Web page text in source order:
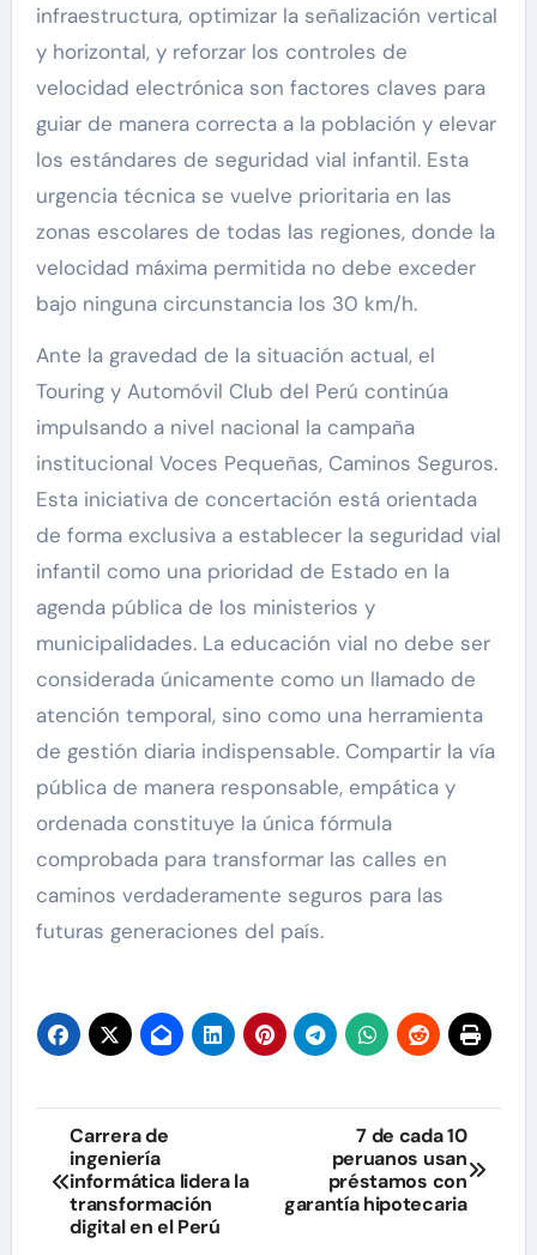
infraestructura, optimizar la señalización vertical
y horizontal, y reforzar los controles de
velocidad electrónica son factores claves para
guiar de manera correcta a la población y elevar
los estándares de seguridad vial infantil. Esta
urgencia técnica se vuelve prioritaria en las
zonas escolares de todas las regiones, donde la
velocidad máxima permitida no debe exceder
bajo ninguna circunstancia los 30 km/h.
Ante la gravedad de la situación actual, el
Touring y Automóvil Club del Perú continúa
impulsando a nivel nacional la campaña
institucional Voces Pequeñas, Caminos Seguros.
Esta iniciativa de concertación está orientada
de forma exclusiva a establecer la seguridad vial
infantil como una prioridad de Estado en la
agenda pública de los ministerios y
municipalidades. La educación vial no debe ser
considerada únicamente como un llamado de
atención temporal, sino como una herramienta
de gestión diaria indispensable. Compartir la vía
pública de manera responsable, empática y
ordenada constituye la única fórmula
comprobada para transformar las calles en
caminos verdaderamente seguros para las
futuras generaciones del país.
Navegación
de
entradas
Carrera de
ingeniería
informática lidera la
transformación
digital en el Perú
7 de cada 10
peruanos usan
préstamos con
garantía hipotecaria